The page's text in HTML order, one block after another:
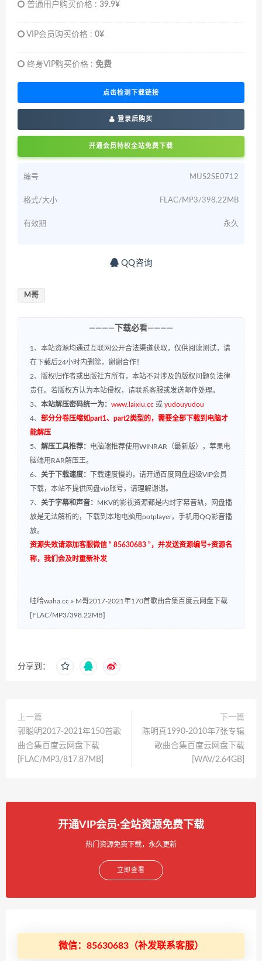
普通用户购买价格 : 39.9¥
VIP会员购买价格 : 0¥
终身VIP购买价格 : 免费
点击检测下载链接
登录后购买
开通会员特权全站免费下载
编号 MUS2SE0712
格式/大小 FLAC/MP3/398.22MB
有效期 永久
QQ咨询
M哥
————下载必看————
1、本站资源均通过互联网公开合法渠道获取，仅供阅读测试，请
在下载后24小时内删除，谢谢合作！
2、版权归作者或出版社方所有，本站不对涉及的版权问题负法律
责任。若版权方认为本站侵权，请联系客服或发送邮件处理。
3、 本站解压密码统一为： www.laixiu.cc 或 yudouyudou
4、 部分分卷压缩如part1、part2类型的，需要全部下载到电脑才
能解压
5、 解压工具推荐： 电脑端推荐使用WINRAR（最新版），苹果电
脑端用RAR解压王。
6、 关于下载速度：
下载速度慢的，请开通百度网盘超级VIP会员
下载，本站不提供网盘vip账号，请理解谢谢。
7、 关于字幕和声音：
MKV的影视资源都是内封字幕音轨，网盘播
放是无法解析的，下载到本地电脑用potplayer，手机用QQ影音播
放。
资源失效请添加客服微信 “ 85630683 ”，并发送资源编号+资源名
称，我们会及时重新补发
哇哈waha.cc » M哥2017-2021年170首歌曲合集百度云网盘下载
[FLAC/MP3/398.22MB]
分享到：
上一篇
郭聪明2017-2021年150首歌
曲合集百度云网盘下载
[FLAC/MP3/817.87MB]
下一篇
陈明真1990-2010年7张专辑
歌曲合集百度云网盘下载
[WAV/2.64GB]
开通VIP会员·全站资源免费下载
热门资源免费下载，永久更新
立即查看
微信：85630683（补发联系客服）